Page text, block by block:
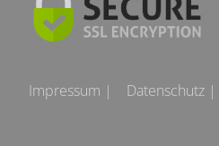
Impressum | Datenschutz |